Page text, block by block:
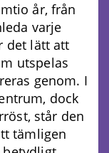
år, från
varje
det lätt att
utspelas
genom. I
dock
står den
tämligen